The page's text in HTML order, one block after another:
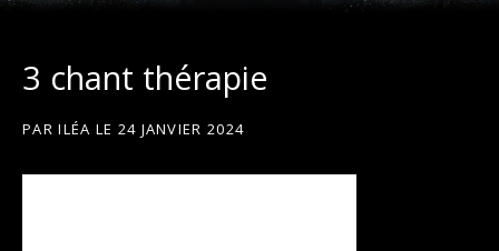
3 chant thérapie
PARILÉA LE 24 JANVIER 2024